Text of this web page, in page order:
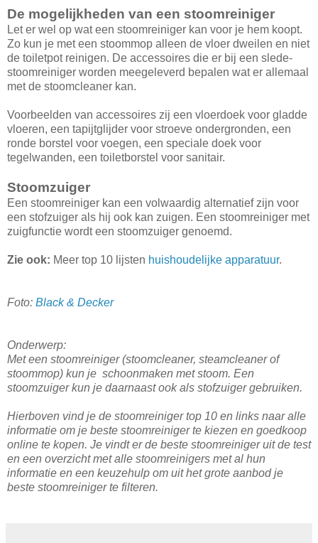
De mogelijkheden van een stoomreiniger
Let er wel op wat een stoomreiniger kan voor je hem koopt.
Zo kun je met een stoommop alleen de vloer dweilen en niet
de toiletpot reinigen. De accessoires die er bij een slede-
stoomreiniger worden meegeleverd bepalen wat er allemaal
met de stoomcleaner kan.
Voorbeelden van accessoires zij een vloerdoek voor gladde
vloeren, een tapijtglijder voor stroeve ondergronden, een
ronde borstel voor voegen, een speciale doek voor
tegelwanden, een toiletborstel voor sanitair.
Stoomzuiger
Een stoomreiniger kan een volwaardig alternatief zijn voor
een stofzuiger als hij ook kan zuigen. Een stoomreiniger met
zuigfunctie wordt een stoomzuiger genoemd.
Zie ook: Meer top 10 lijsten huishoudelijke apparatuur.
Foto: Black & Decker
Onderwerp:
Met een stoomreiniger (stoomcleaner, steamcleaner of
stoommop) kun je schoonmaken met stoom. Een
stoomzuiger kun je daarnaast ook als stofzuiger gebruiken.
Hierboven vind je de stoomreiniger top 10 en links naar alle
informatie om je beste stoomreiniger te kiezen en goedkoop
online te kopen. Je vindt er de beste stoomreiniger uit de test
en een overzicht met alle stoomreinigers met al hun
informatie en een keuzehulp om uit het grote aanbod je
beste stoomreiniger te filteren.